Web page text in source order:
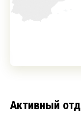
Активный